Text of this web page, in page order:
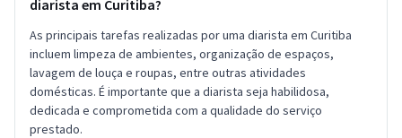
diarista em Curitiba?
As principais tarefas realizadas por uma diarista em Curitiba
incluem limpeza de ambientes, organização de espaços,
lavagem de louça e roupas, entre outras atividades
domésticas. É importante que a diarista seja habilidosa,
dedicada e comprometida com a qualidade do serviço
prestado.